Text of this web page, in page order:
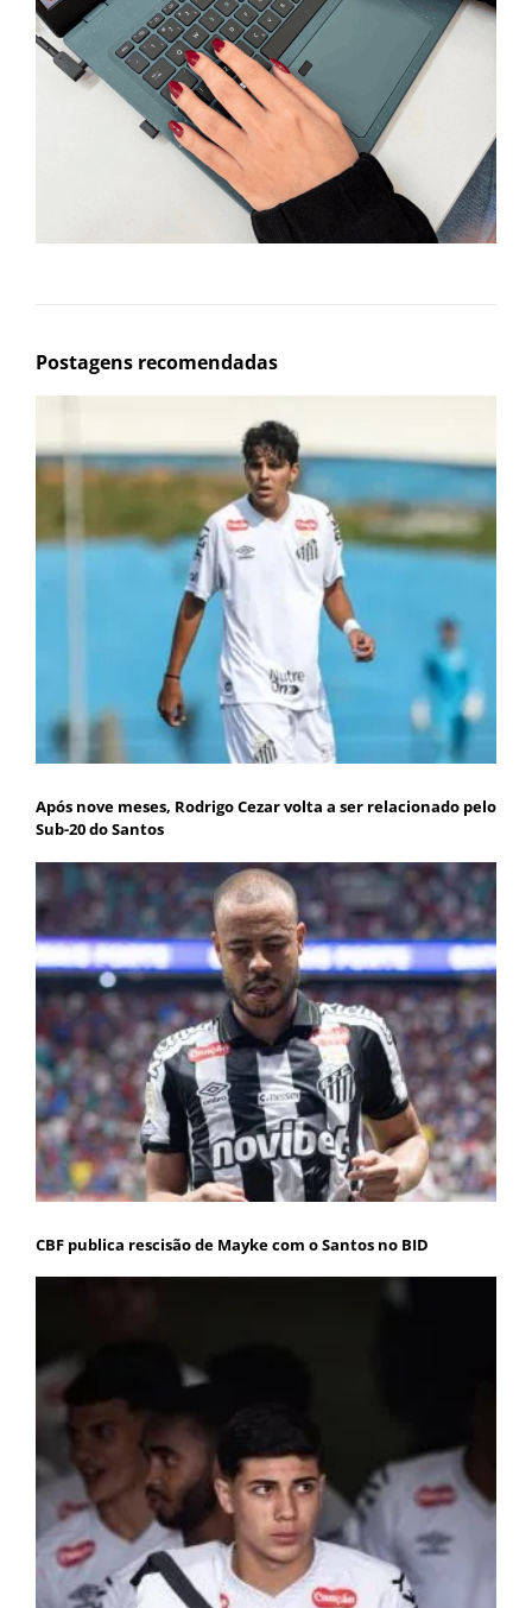
Postagens recomendadas
Após nove meses, Rodrigo Cezar volta a ser relacionado pelo
Sub-20 do Santos
CBF publica rescisão de Mayke com o Santos no BID